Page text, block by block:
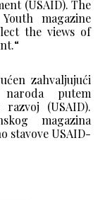
(USAID). The
magazine
the views of
zahvaljujući
putem
(USAID).
magazina
stavove USAID-